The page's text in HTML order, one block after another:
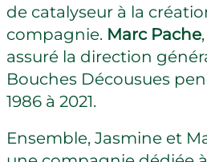
de catalyseur à la
compagnie. Marc Pache
assuré la direction
Bouches Décousues
1986 à 2021.
Ensemble, Jasmine et